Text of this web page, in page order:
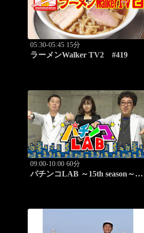
05:30-05:45 15分
ラーメンWalker TV2 #419
09:00-10:00 60分
パチンコLAB ～15th season～